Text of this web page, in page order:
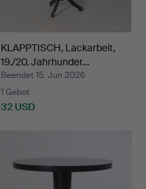
KLAPPTISCH, Lackarbeit,
19./20. Jahrhunder…
Beendet 15. Jun 2026
1 Gebot
32 USD